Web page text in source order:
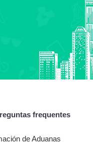
frequentes
de Aduanas